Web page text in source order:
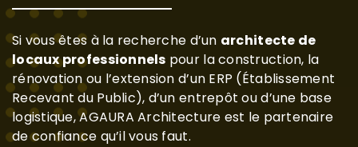
Si vous êtes à la recherche d’un architecte de
locaux professionnels pour la construction, la
rénovation ou l’extension d’un ERP (Établissement
Recevant du Public), d’un entrepôt ou d’une base
logistique, AGAURA Architecture est le partenaire
de confiance qu’il vous faut.